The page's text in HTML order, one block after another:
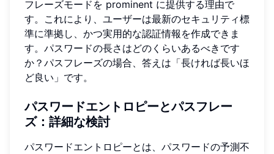
フレーズモードを prominent に提供する理由で
す。これにより、ユーザーは最新のセキュリティ標
準に準拠し、かつ実用的な認証情報を作成できま
す。パスワードの長さはどのくらいあるべきです
か？パスフレーズの場合、答えは「長ければ長いほ
ど良い」です。
パスワードエントロピーとパスフレー
ズ：詳細な検討
パスワードエントロピーとは、パスワードの予測不